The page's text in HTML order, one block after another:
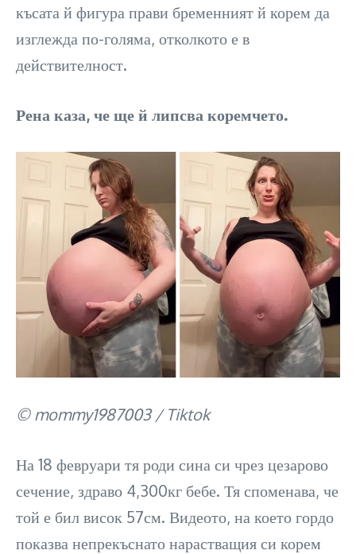
късата й фигура прави бременният й корем да
изглежда по-голяма, отколкото е в
действителност.
Рена каза, че ще й липсва коремчето.
© mommy1987003 / Tiktok
На 18 февруари тя роди сина си чрез цезарово
сечение, здраво 4,300кг бебе. Тя споменава, че
той е бил висок 57см. Видеото, на което гордо
показва непрекъснато нарастващия си корем